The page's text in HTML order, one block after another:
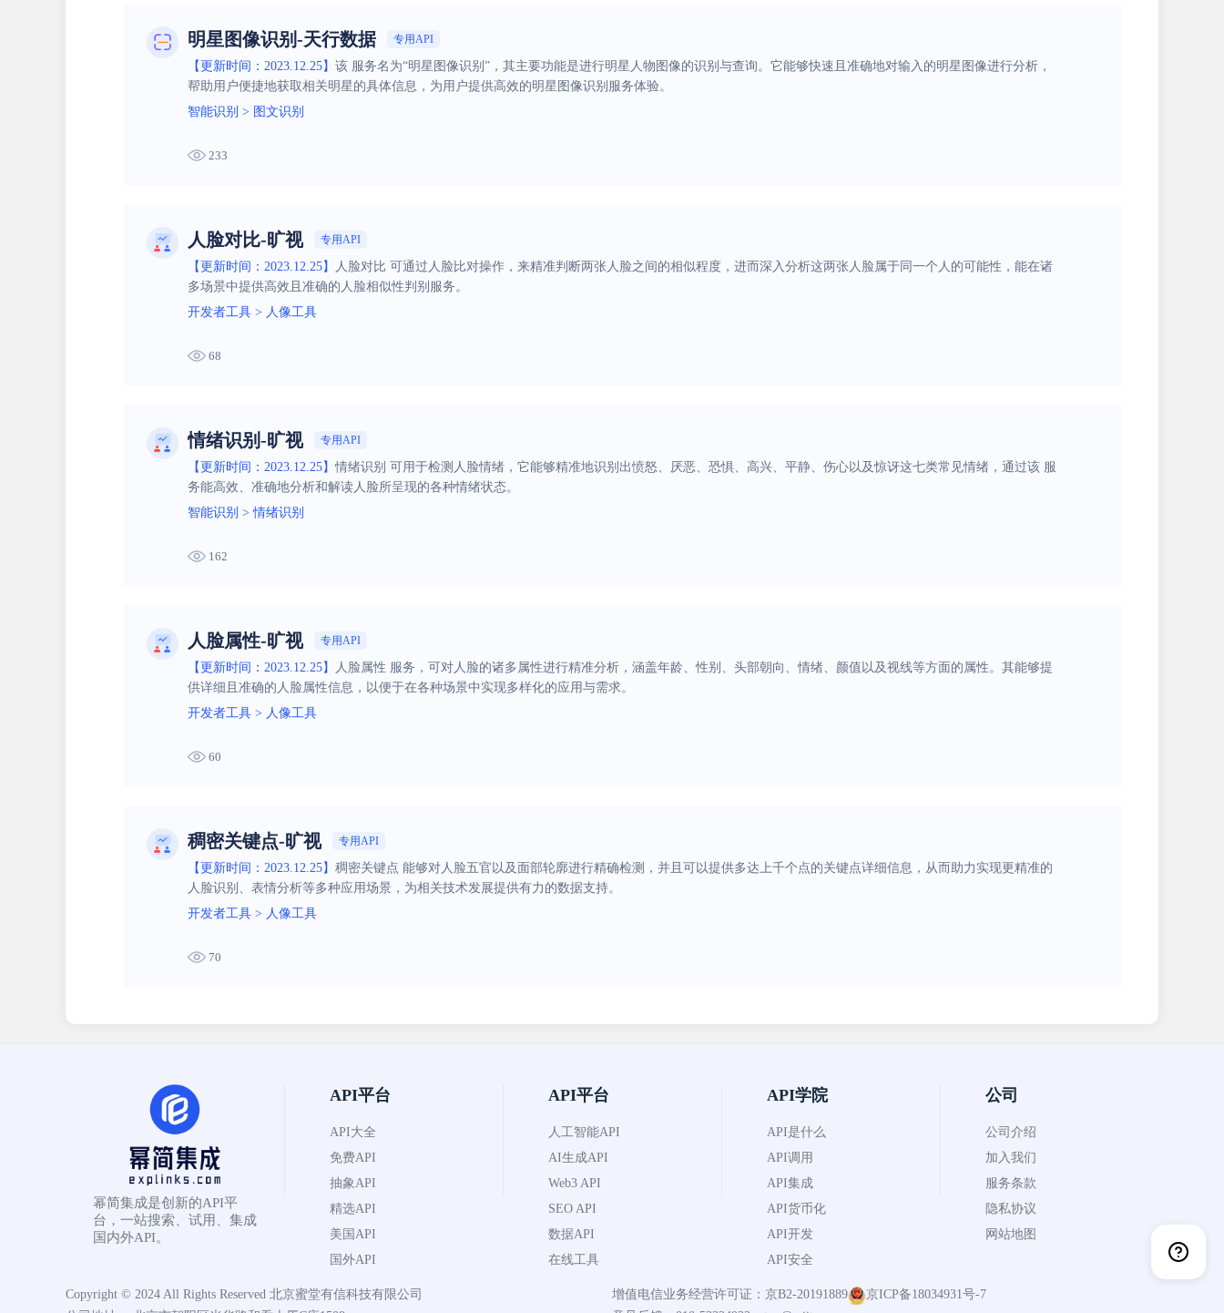
明星图像识别-天行数据 专用API
【更新时间：2023.12.25】 该 服务名为“明星图像识别”，其主要功能是进行明星人物图像的识别与查询。它能够快速且准确地对输入的明星图像进行分析，
帮助用户便捷地获取相关明星的具体信息，为用户提供高效的明星图像识别服务体验。
智能识别 > 图文识别
233
人脸对比-旷视 专用API
【更新时间：2023.12.25】
人脸对比 可通过人脸比对操作，来精准判断两张人脸之间的相似程度，进而深入分析这两张人脸属于同一个人的可能性，能在诸
多场景中提供高效且准确的人脸相似性判别服务。
开发者工具 > 人像工具
68
情绪识别-旷视 专用API
【更新时间：2023.12.25】情绪识别 可用于检测人脸情绪，它能够精准地识别出愤怒、厌恶、恐惧、高兴、平静、伤心以及惊讶这七类常见情绪，通过该 服
务能高效、准确地分析和解读人脸所呈现的各种情绪状态。
智能识别 >情绪识别
162
人脸属性-旷视 专用API
【更新时间：2023.12.25】
人脸属性 服务，可对人脸的诸多属性进行精准分析，涵盖年龄、性别、头部朝向、情绪、颜值以及视线等方面的属性。其能够提
供详细且准确的人脸属性信息，以便于在各种场景中实现多样化的应用与需求。
开发者工具 > 人像工具
60
稠密关键点-旷视 专用API
【更新时间：2023.12.25】 稠密关键点 能够对人脸五官以及面部轮廓进行精确检测，并且可以提供多达上千个点的关键点详细信息，从而助力实现更精准的
人脸识别、表情分析等多种应用场景，为相关技术发展提供有力的数据支持。
开发者工具 > 人像工具
70
幂简集成是创新的API平
台，一站搜索、试用、集成
国内外API。
API平台
API大全
免费API
抽象API
精选API
美国API
国外API
API平台
人工智能API
AI生成API
Web3 API
SEO API
数据API
在线工具
API学院
API是什么
API调用
API集成
API货币化
API开发
API安全
公司
公司介绍
加入我们
服务条款
隐私协议
网站地图
Copyright © 2024 All Rights Reserved 北京蜜堂有信科技有限公司 增值电信业务经营许可证：京B2-20191889
京ICP备18034931号-7